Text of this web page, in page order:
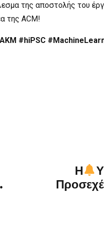
της αποστολής του
της ACM!
#hiPSC
Η